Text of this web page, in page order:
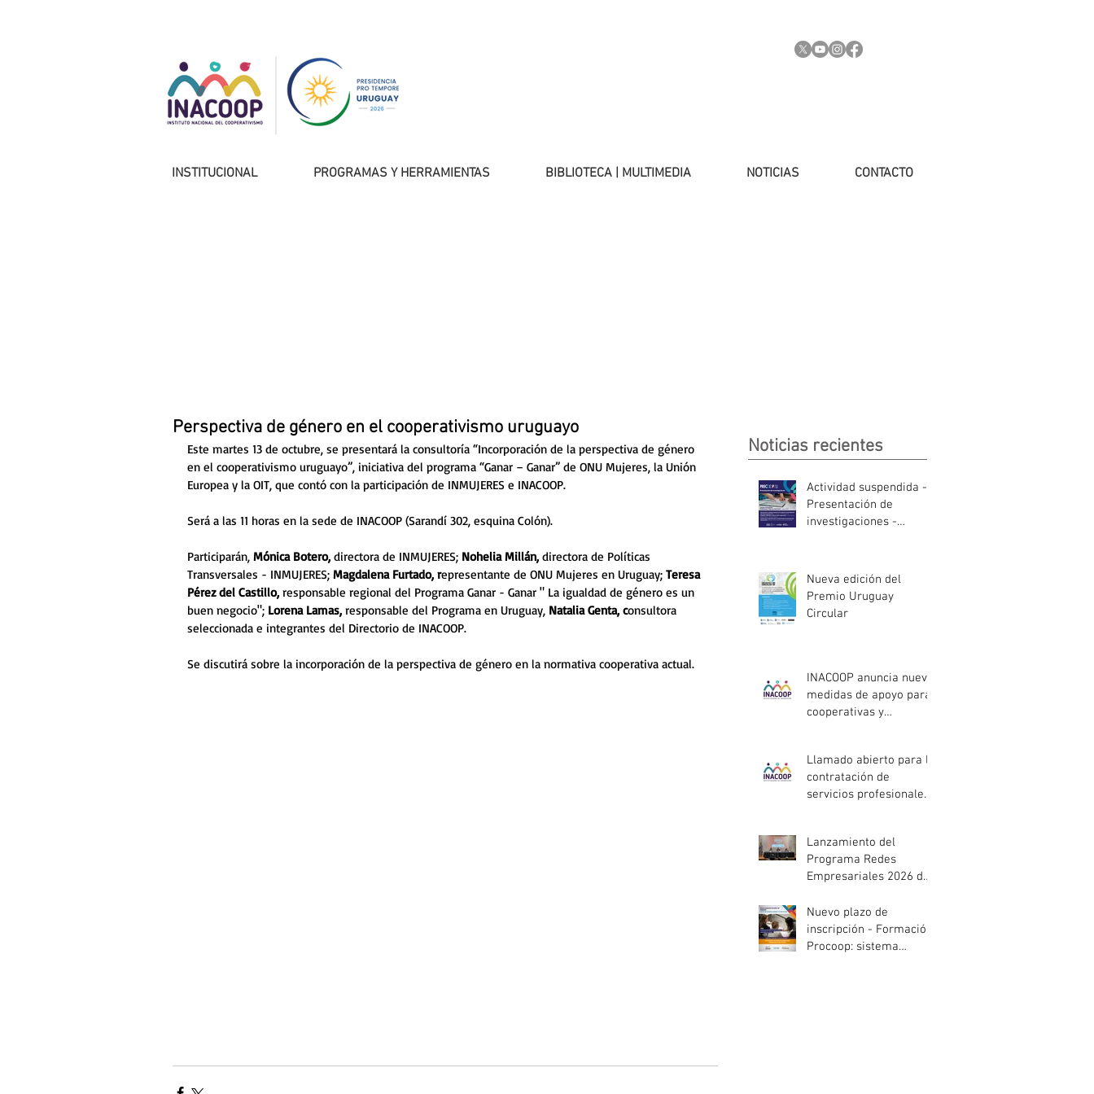
INSTITUCIONAL PROGRAMAS Y HERRAMIENTAS BIBLIOTECA | MULTIMEDIA NOTICIAS CONTACTO
Perspectiva de género en el cooperativismo uruguayo
Este martes 13 de octubre, se presentará la consultoría “Incorporación de la perspectiva de género
en el cooperativismo uruguayo”, iniciativa del programa “Ganar – Ganar” de ONU Mujeres, la Unión
Europea y la OIT, que contó con la participación de INMUJERES e INACOOP.
Será a las 11 horas en la sede de INACOOP (Sarandí 302, esquina Colón).
Participarán, Mónica Botero, directora de INMUJERES; Nohelia Millán, directora de Políticas
Transversales - INMUJERES; Magdalena Furtado, representante de ONU Mujeres en Uruguay; Teresa
Pérez del Castillo, responsable regional del Programa Ganar - Ganar " La igualdad de género es un
buen negocio"; Lorena Lamas, responsable del Programa en Uruguay, Natalia Genta, consultora
seleccionada e integrantes del Directorio de INACOOP.
Se discutirá sobre la incorporación de la perspectiva de género en la normativa cooperativa actual.
Noticias recientes
Actividad suspendida -
Presentación de
investigaciones -
Nueva edición del
Premio Uruguay
Circular
INACOOP anuncia nueve
medidas de apoyo para
cooperativas y
afectadas por el
temporal
Llamado abierto para la
contratación de
servicios profesionales
Lanzamiento del
Programa Redes
Empresariales 2026 de
Nuevo plazo de
inscripción - Formación
Procoop: sistema